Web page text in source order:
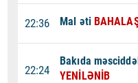
22:36 Mal əti
22:24
Bakıda
YENİLƏNİB